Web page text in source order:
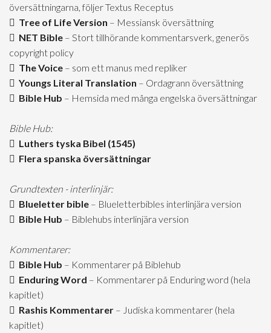
översättningarna, följer Textus Receptus
Tree of Life Version – Messiansk översättning
NET Bible – Stort tillhörande kommentarsverk, generös
copyright policy
The Voice – som ett manus med repliker
Youngs Literal Translation – Ordagrann översättning
Bible Hub – Hemsida med många engelska översättningar
Bible Hub:
Luthers tyska Bibel (1545)
Flera spanska översättningar
Grundtexten - interlinjär:
Blueletter bible – Blueletterbibles interlinjära version
Bible Hub – Biblehubs interlinjära version
Kommentarer:
Bible Hub – Kommentarer på Biblehub
Enduring Word – Kommentarer på Enduring word (hela
kapitlet)
Rashis Kommentarer – Judiska kommentarer (hela
kapitlet)